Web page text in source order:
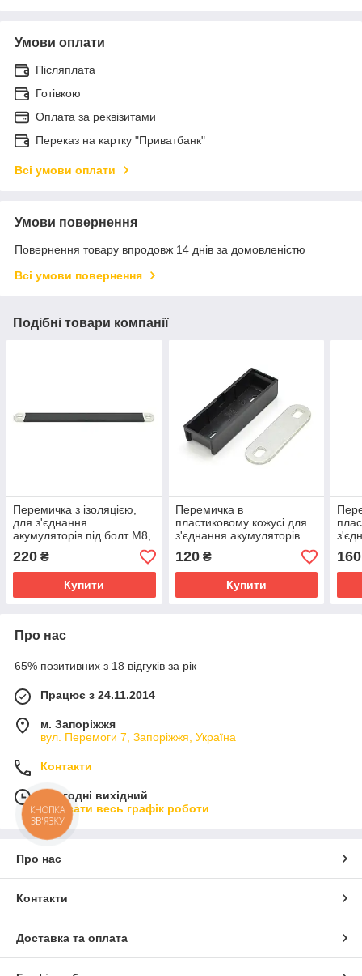
Умови оплати
Післяплата
Готівкою
Оплата за реквізитами
Переказ на картку "Приватбанк"
Всі умови оплати
Умови повернення
Повернення товару впродовж 14 днів за домовленістю
Всі умови повернення
Подібні товари компанії
Перемичка з ізоляцією,
для з'єднання
акумуляторів під болт М8,
380*3*29 мм
220 ₴
Купити
Перемичка в
пластиковому кожусі для
з'єднання акумуляторів
під болт М8, 85*2*25 мм
120₴
Купити
під
160
Про нас
65% позитивних з 18 відгуків за рік
Працює з 24.11.2014
м. Запоріжжя
вул. Перемоги 7, Запоріжжя, Україна
Контакти
Сьогодні вихідний
Показати весь графік роботи
Про нас
Контакти
Доставка та оплата
КНОПКА
ЗВ'ЯЗКУ